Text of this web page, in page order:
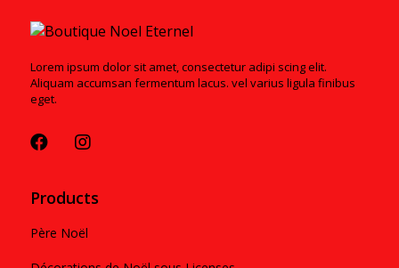
Lorem ipsum dolor sit amet, consectetur adipi scing elit.
Aliquam accumsan fermentum lacus. vel varius ligula finibus
eget.
Products
Père Noël